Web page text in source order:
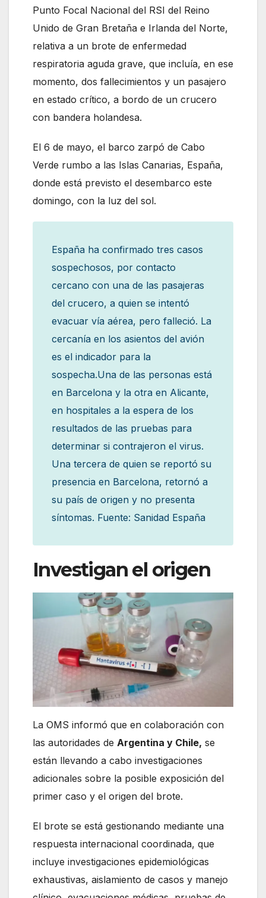
Punto Focal Nacional del RSI del Reino
Unido de Gran Bretaña e Irlanda del Norte,
relativa a un brote de enfermedad
respiratoria aguda grave, que incluía, en ese
momento, dos fallecimientos y un pasajero
en estado crítico, a bordo de un crucero
con bandera holandesa.
El 6 de mayo, el barco zarpó de Cabo
Verde rumbo a las Islas Canarias, España,
donde está previsto el desembarco este
domingo, con la luz del sol.
España ha confirmado tres casos
sospechosos, por contacto
cercano con una de las pasajeras
del crucero, a quien se intentó
evacuar vía aérea, pero falleció. La
cercanía en los asientos del avión
es el indicador para la
sospecha.Una de las personas está
en Barcelona y la otra en Alicante,
en hospitales a la espera de los
resultados de las pruebas para
determinar si contrajeron el virus.
Una tercera de quien se reportó su
presencia en Barcelona, retornó a
su país de origen y no presenta
síntomas. Fuente: Sanidad España
Investigan el origen
La OMS informó que en colaboración con
las autoridades de Argentina y Chile, se
están llevando a cabo investigaciones
adicionales sobre la posible exposición del
primer caso y el origen del brote.
El brote se está gestionando mediante una
respuesta internacional coordinada, que
incluye investigaciones epidemiológicas
exhaustivas, aislamiento de casos y manejo